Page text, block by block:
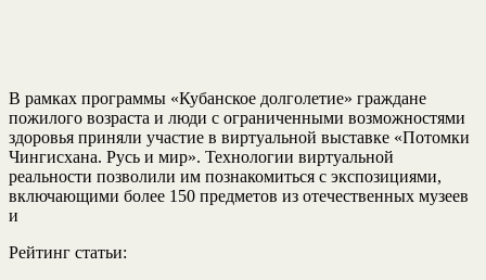
В рамках программы «Кубанское долголетие» граждане
пожилого возраста и люди с ограниченными возможностями
здоровья приняли участие в виртуальной выставке «Потомки
Чингисхана. Русь и мир». Технологии виртуальной
реальности позволили им познакомиться с экспозициями,
включающими более 150 предметов из отечественных музеев
и
Рейтинг статьи: